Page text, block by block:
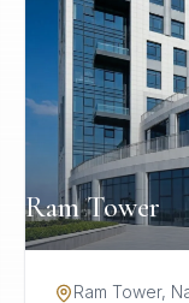
Ram Tower
Ram Tower,